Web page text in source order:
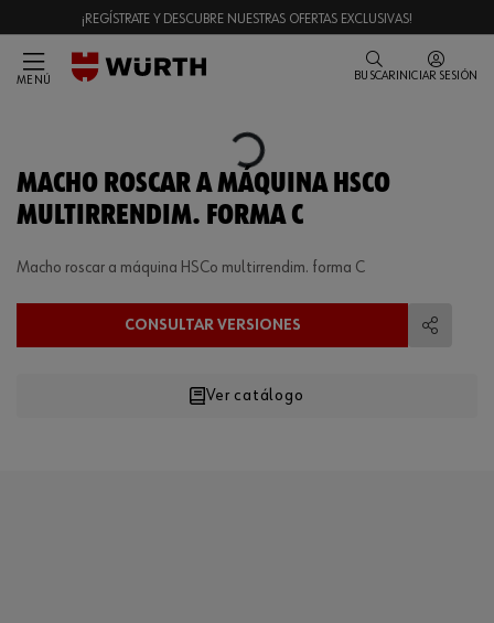
¡REGÍSTRATE Y DESCUBRE NUESTRAS OFERTAS EXCLUSIVAS!
MENÚ BUSCAR INICIAR SESIÓN
Loading...
MACHO ROSCAR A MÁQUINA HSCO
MULTIRRENDIM. FORMA C
Macho roscar a máquina HSCo multirrendim. forma C
CONSULTAR VERSIONES
Ver catálogo